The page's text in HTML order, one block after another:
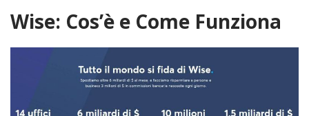
Wise: Cos’è e Come Funziona